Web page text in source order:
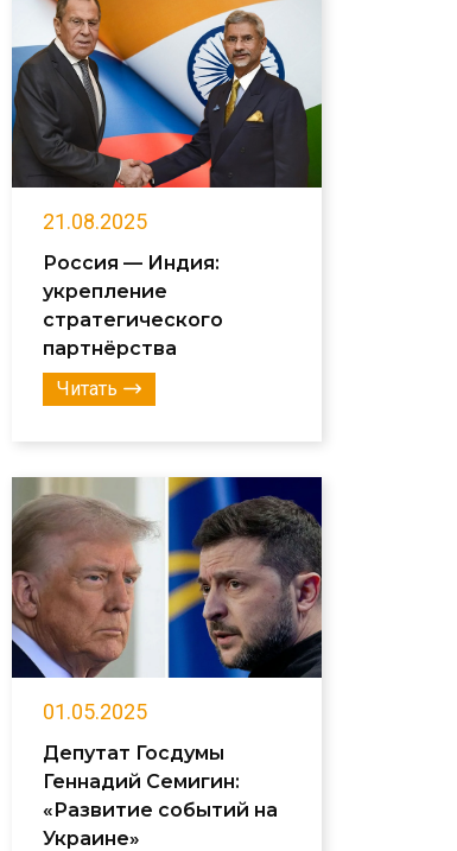
21.08.2025
Россия — Индия:
укрепление
стратегического
партнёрства
Читать
01.05.2025
Депутат Госдумы
Геннадий Семигин:
«Развитие событий на
Украине»